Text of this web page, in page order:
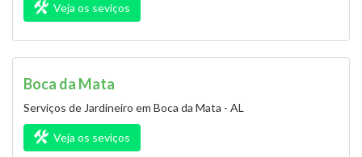
Veja os seviços
Boca da Mata
Serviços de Jardineiro em Boca da Mata - AL
Veja os seviços